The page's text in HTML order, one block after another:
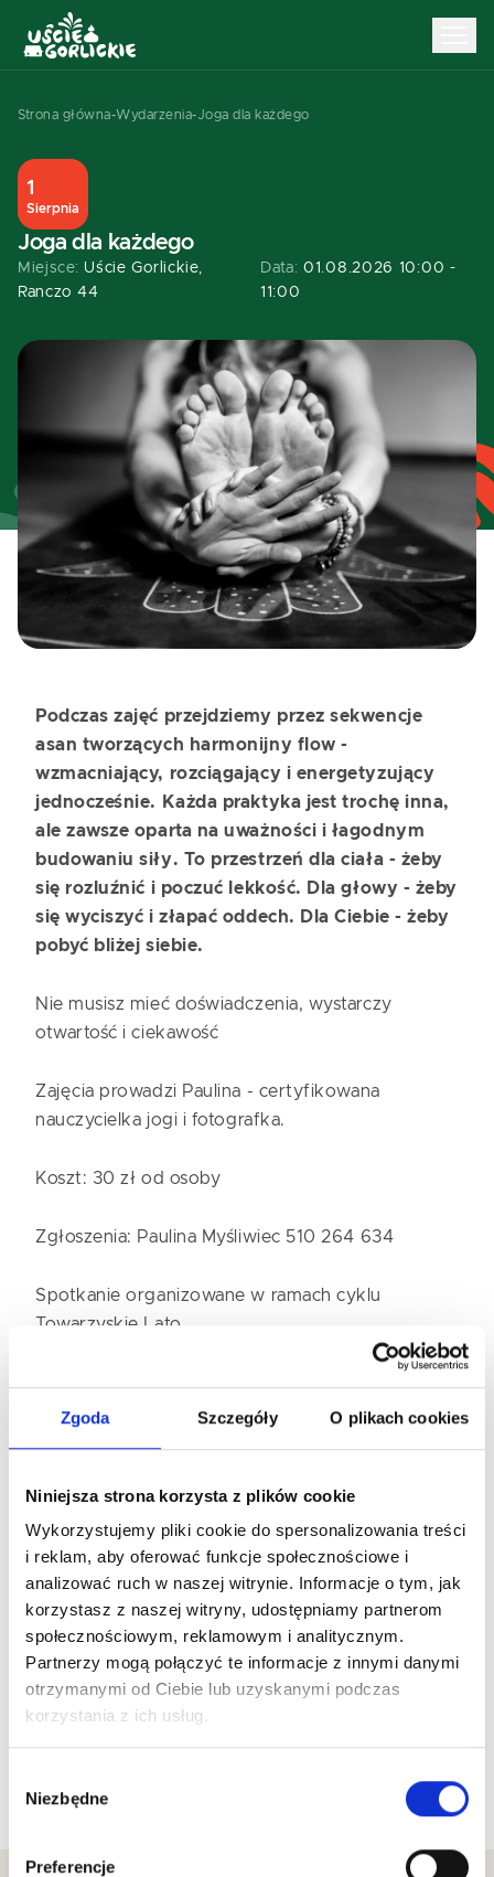
Zgoda Szczegóły O plikach cookies
Niniejsza strona korzysta z plików cookie
Wykorzystujemy pliki cookie do spersonalizowania treści
i reklam, aby oferować funkcje społecznościowe i
analizować ruch w naszej witrynie. Informacje o tym, jak
korzystasz z naszej witryny, udostępniamy partnerom
społecznościowym, reklamowym i analitycznym.
Partnerzy mogą połączyć te informacje z innymi danymi
otrzymanymi od Ciebie lub uzyskanymi podczas
korzystania z ich usług.
zgody
Niezbędne
Preferencje
Strona główna-Wydarzenia-Joga dla każdego
1
Sierpnia
Joga dla każdego
Miejsce: Uście Gorlickie,
Ranczo 44
Data: 01.08.2026 10:00 -
11:00
Podczas zajęć przejdziemy przez sekwencje
asan tworzących harmonijny flow -
wzmacniający, rozciągający i energetyzujący
jednocześnie. Każda praktyka jest trochę inna,
ale zawsze oparta na uważności i łagodnym
budowaniu siły. To przestrzeń dla ciała - żeby
się rozluźnić i poczuć lekkość. Dla głowy - żeby
się wyciszyć i złapać oddech. Dla Ciebie - żeby
pobyć bliżej siebie.
Nie musisz mieć doświadczenia, wystarczy
otwartość i ciekawość
Zajęcia prowadzi Paulina - certyfikowana
nauczycielka jogi i fotografka.
Koszt: 30 zł od osoby
Zgłoszenia: Paulina Myśliwiec 510 264 634
Spotkanie organizowane w ramach cyklu
Towarzyskie Lato